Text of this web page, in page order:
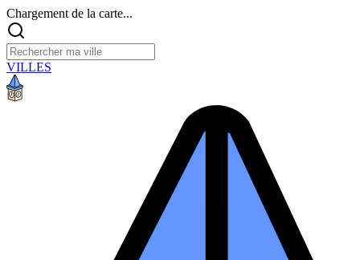
Chargement de la carte...
VILLES